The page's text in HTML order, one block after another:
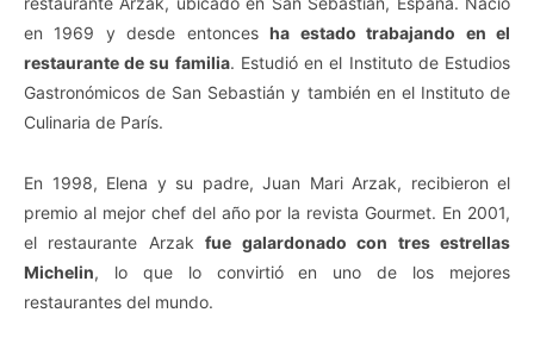
en 1969 y desde entoncesha estado trabajando en el
restaurante de su familia. Estudió en el Instituto de Estudios
Gastronómicos de San Sebastián y también en el Instituto de
Culinaria de París.
En 1998, Elena y su padre, Juan Mari Arzak, recibieron el
premio al mejor chef del año por la revista Gourmet. En 2001,
el restaurante Arzakfue galardonado con tres estrellas
Michelin, lo que lo convirtió en uno de los mejores
restaurantes del mundo.